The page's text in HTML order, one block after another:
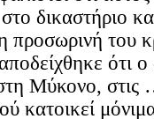
δικαστήριο
προσωρινή του
ότι
Μύκονο, στις
κατοικεί